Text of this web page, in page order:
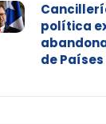
política
de